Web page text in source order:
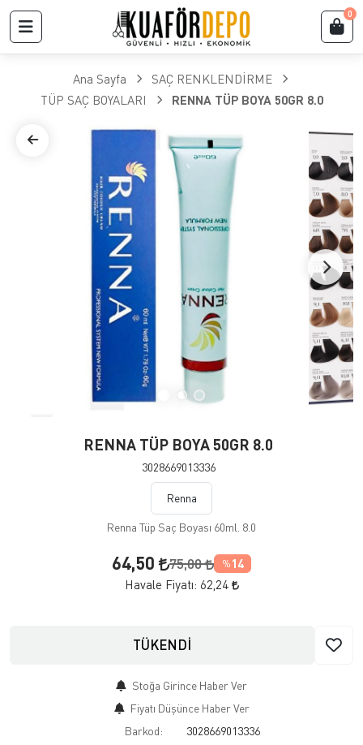
0
Ana Sayfa
SAÇ RENKLENDİRME
TÜP SAÇ BOYALARI
RENNA TÜP BOYA 50GR 8.0
RENNA TÜP BOYA 50GR 8.0
3028669013336
Renna
Renna Tüp Saç Boyası 60ml. 8.0
64,50 75,00 % 14
Havale Fiyatı: 62,24
TÜKENDİ
Stoğa Girince Haber Ver
Fiyatı Düşünce Haber Ver
Barkod:
3028669013336